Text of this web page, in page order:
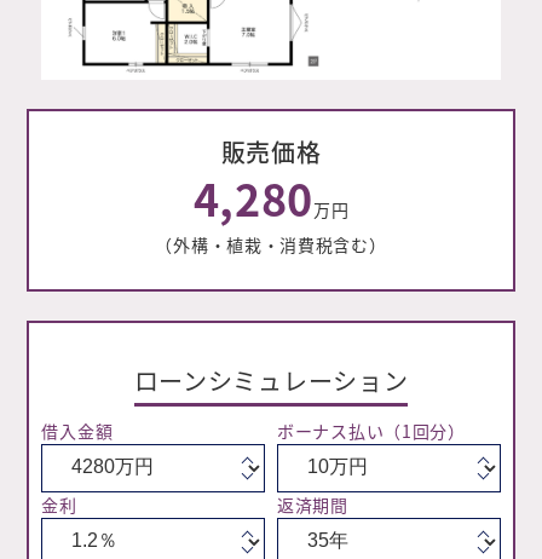
販売価格
4,280万円
（外構・植栽・消費税含む）
ローンシミュレーション
借入金額 ボーナス払い （1回分）
金利 返済期間